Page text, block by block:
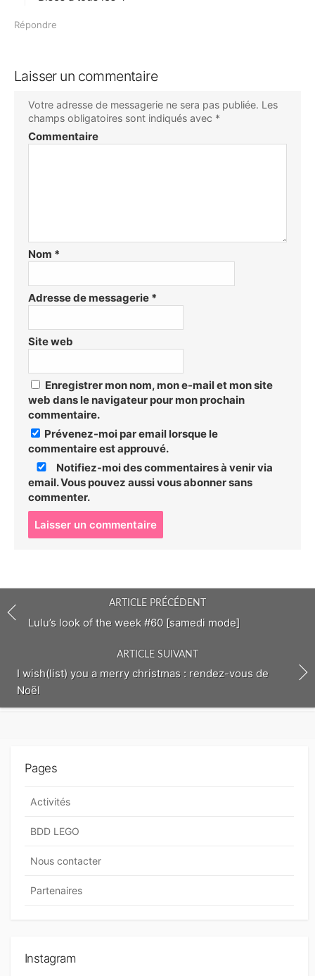
Répondre
Laisser un commentaire
Votre adresse de messagerie ne sera pas publiée. Les
champs obligatoires sont indiqués avec *
Commentaire
Nom *
Adresse de messagerie *
Site web
Enregistrer mon nom, mon e-mail et mon site
web dans le navigateur pour mon prochain
commentaire.
Prévenez-moi par email lorsque le
commentaire est approuvé.
Notifiez-moi des commentaires à venir via
email. Vous pouvez aussivous abonnersans
commenter.
o
m
m
n
ARTICLE PRÉCÉDENT
Lulu’s look of the week #60 [samedi mode]
ARTICLE SUIVANT
I wish(list) you a merry christmas : rendez-vous de
Noël
Pages
Activités
BDD LEGO
Nous contacter
Partenaires
Instagram